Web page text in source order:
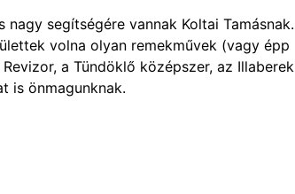
segítségére vannak Koltai Tamásnak.
volna olyan remekművek (vagy épp
a Tündöklő középszer, az Illaberek
is önmagunknak.